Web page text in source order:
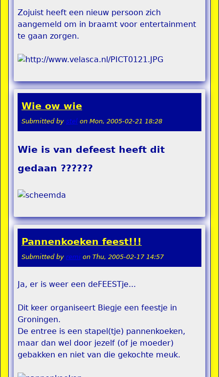
Zojuist heeft een nieuw persoon zich
aangemeld om in braamt voor entertainment
te gaan zorgen.
Wie ow wie
Submitted by stel on Mon, 2005-02-21 18:28
Wie is van defeest heeft dit
gedaan ??????
Pannenkoeken feest!!!
Submitted by remi on Thu, 2005-02-17 14:57
Ja, er is weer een deFEESTje...
Dit keer organiseert Biegje een feestje in
Groningen.
De entree is een stapel(tje) pannenkoeken,
maar dan wel door jezelf (of je moeder)
gebakken en niet van die gekochte meuk.